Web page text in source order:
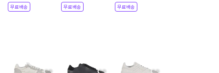
WHITE
NEUTRALS
무료배송 무료배송
DKGRW GREY
무료배송